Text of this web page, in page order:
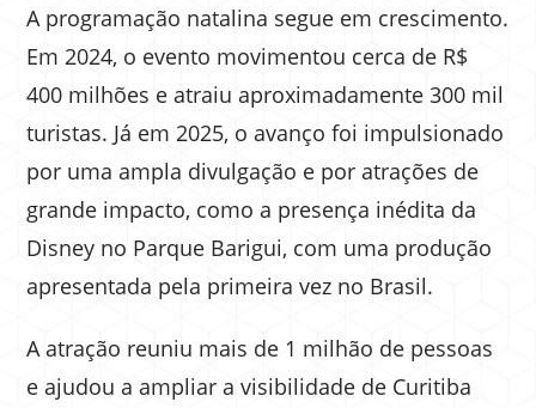
A programação natalina segue em crescimento.
Em 2024, o evento movimentou cerca de R$
400 milhões e atraiu aproximadamente 300 mil
turistas. Já em 2025, o avanço foi impulsionado
por uma ampla divulgação e por atrações de
grande impacto, como a presença inédita da
Disney no Parque Barigui, com uma produção
apresentada pela primeira vez no Brasil.
A atração reuniu mais de 1 milhão de pessoas
e ajudou a ampliar a visibilidade de Curitiba